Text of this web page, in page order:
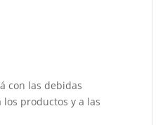
con las debidas
productos y a las